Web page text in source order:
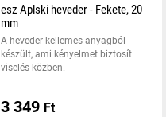
esz Aplski heveder - Fekete, 20
mm
A heveder kellemes anyagból
készült, ami kényelmet biztosít
viselés közben.
3 349 Ft